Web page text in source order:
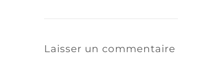
Laisser un commentaire